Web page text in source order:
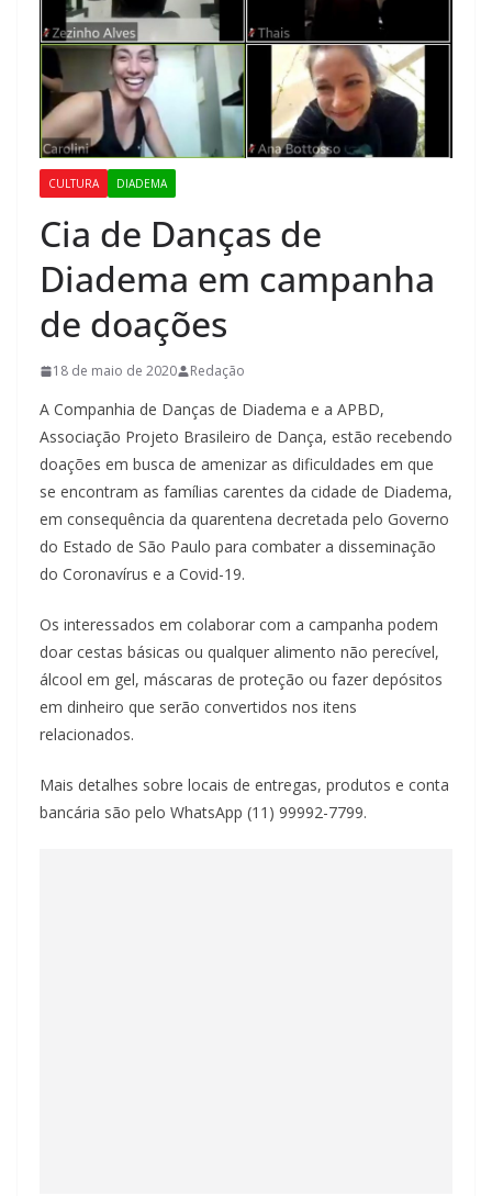
CULTURA DIADEMA
Cia de Danças de
Diadema em campanha
de doações
18 de maio de 2020 Redação
A Companhia de Danças de Diadema e a APBD,
Associação Projeto Brasileiro de Dança, estão recebendo
doações em busca de amenizar as dificuldades em que
se encontram as famílias carentes da cidade de Diadema,
em consequência da quarentena decretada pelo Governo
do Estado de São Paulo para combater a disseminação
do Coronavírus e a Covid-19.
Os interessados em colaborar com a campanha podem
doar cestas básicas ou qualquer alimento não perecível,
álcool em gel, máscaras de proteção ou fazer depósitos
em dinheiro que serão convertidos nos itens
relacionados.
Mais detalhes sobre locais de entregas, produtos e conta
bancária são pelo WhatsApp (11) 99992-7799.